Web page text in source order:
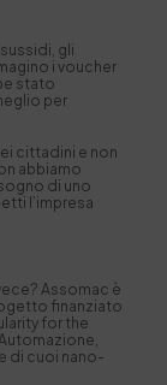
gli
i voucher
stato
per
cittadini e non
abbiamo
di uno
l’impresa
Assomac è
finanziato
for the
di cuoi nano-